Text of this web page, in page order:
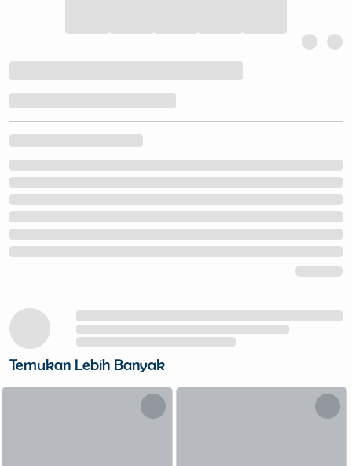
Temukan Lebih Banyak